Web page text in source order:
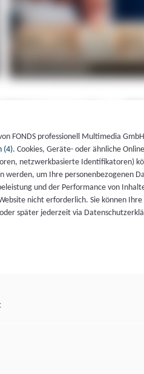
FONDS professionell Multimedia
(4). Cookies, Geräte- oder ähnliche
netzwerkbasierte Identifikatoren)
werden, um Ihre personenbezogenen
und der Performance von
nicht erforderlich. Sie können
später jederzeit via